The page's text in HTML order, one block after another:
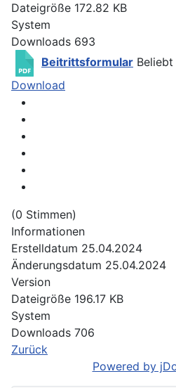
Dateigröße 172.82 KB
System
Downloads 693
Beitrittsformular Beliebt
Download
(0 Stimmen)
Informationen
Erstelldatum 25.04.2024
Änderungsdatum 25.04.2024
Version
Dateigröße 196.17 KB
System
Downloads 706
Zurück
Powered by